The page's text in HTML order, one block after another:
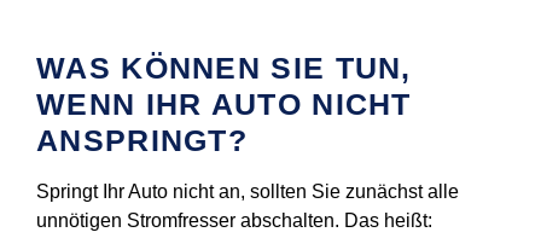
WAS KÖNNEN SIE TUN,
WENN IHR AUTO NICHT
ANSPRINGT?
Springt Ihr Auto nicht an, sollten Sie zunächst alle
unnötigen Stromfresser abschalten. Das heißt: